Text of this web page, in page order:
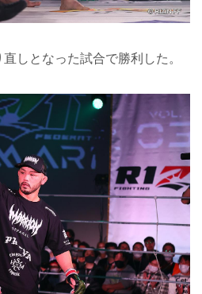
しとなった試合で勝利した。